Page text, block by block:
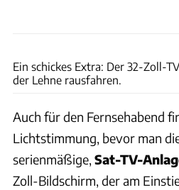
Ein schickes Extra: Der 32-Zoll-
der Lehne rausfahren.
Auch für den Fernsehabend
Lichtstimmung, bevor man
serienmäßige, Sat-TV-
Zoll-Bildschirm, der am